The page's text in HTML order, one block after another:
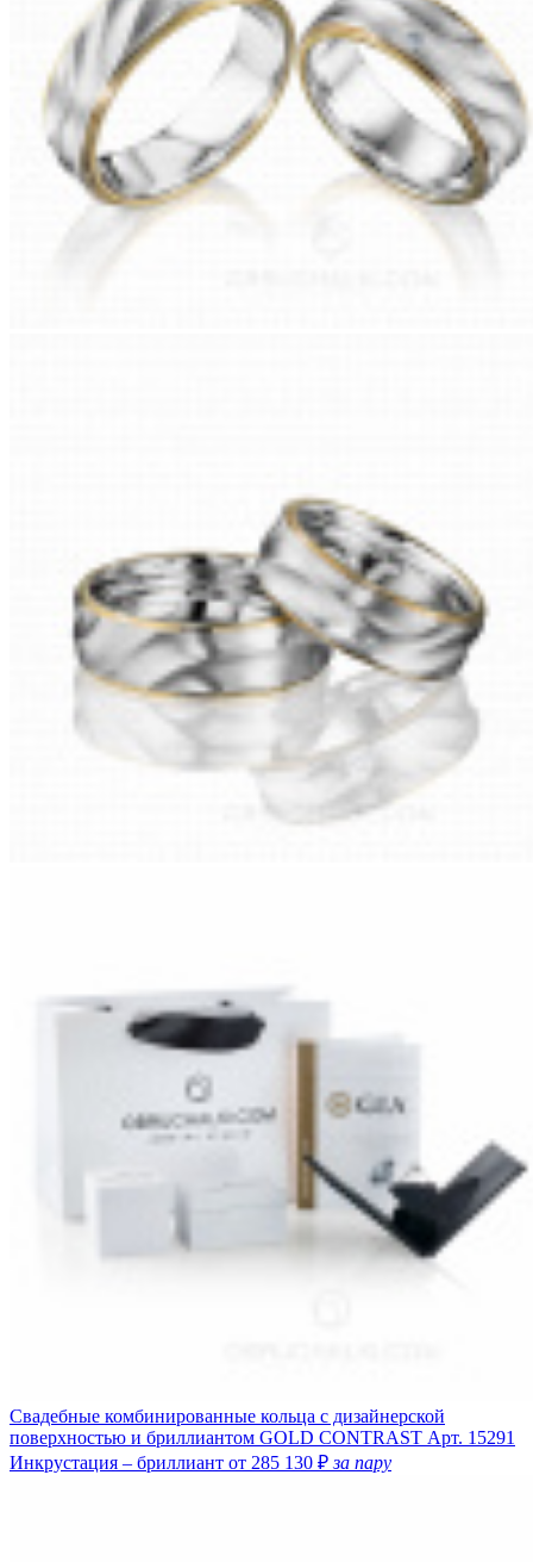
Свадебные комбинированные кольца с дизайнерской
поверхностью и бриллиантом GOLD CONTRAST Арт. 15291
Инкрустация – бриллиант от 285 130 ₽за пару